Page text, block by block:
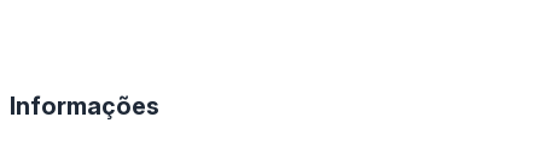
Informações